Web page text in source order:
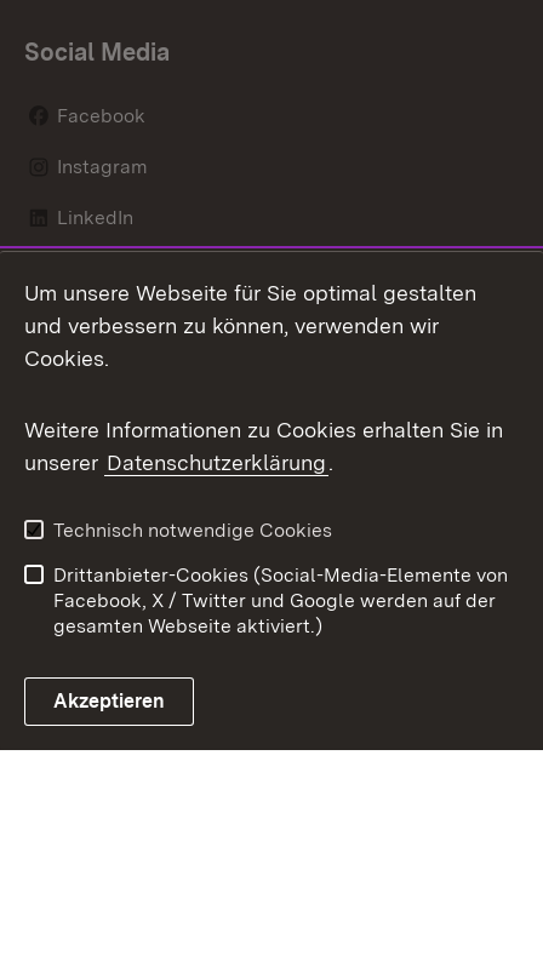
Social Media
Facebook
Instagram
LinkedIn
X / Twitter
Youtube
Link zum Landesportal
Kontakt
Datenschutz
Barrierefreiheit
Impressum
Cookies
Um unsere Webseite für Sie optimal gestalten
und verbessern zu können, verwenden wir
Cookies.
Weitere Informationen zu Cookies erhalten Sie in
unserer Datenschutzerklärung.
Technisch notwendige Cookies
Drittanbieter-Cookies (Social-Media-Elemente von
Facebook, X / Twitter und Google werden auf der
gesamten Webseite aktiviert.)
Akzeptieren